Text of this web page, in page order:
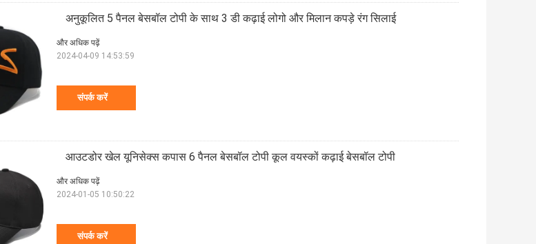
अनुकूलित 5 पैनल बेसबॉल टोपी के साथ 3 डी कढ़ाई लोगो और मिलान कपड़े रंग सिलाई
संपर्क करें
और अधिक पढ़ें
2024-04-09 14:53:59
आउटडोर खेल यूनिसेक्स कपास 6 पैनल बेसबॉल टोपी कूल वयस्कों कढ़ाई बेसबॉल टोपी
संपर्क करें
और अधिक पढ़ें
2024-01-05 10:50:22